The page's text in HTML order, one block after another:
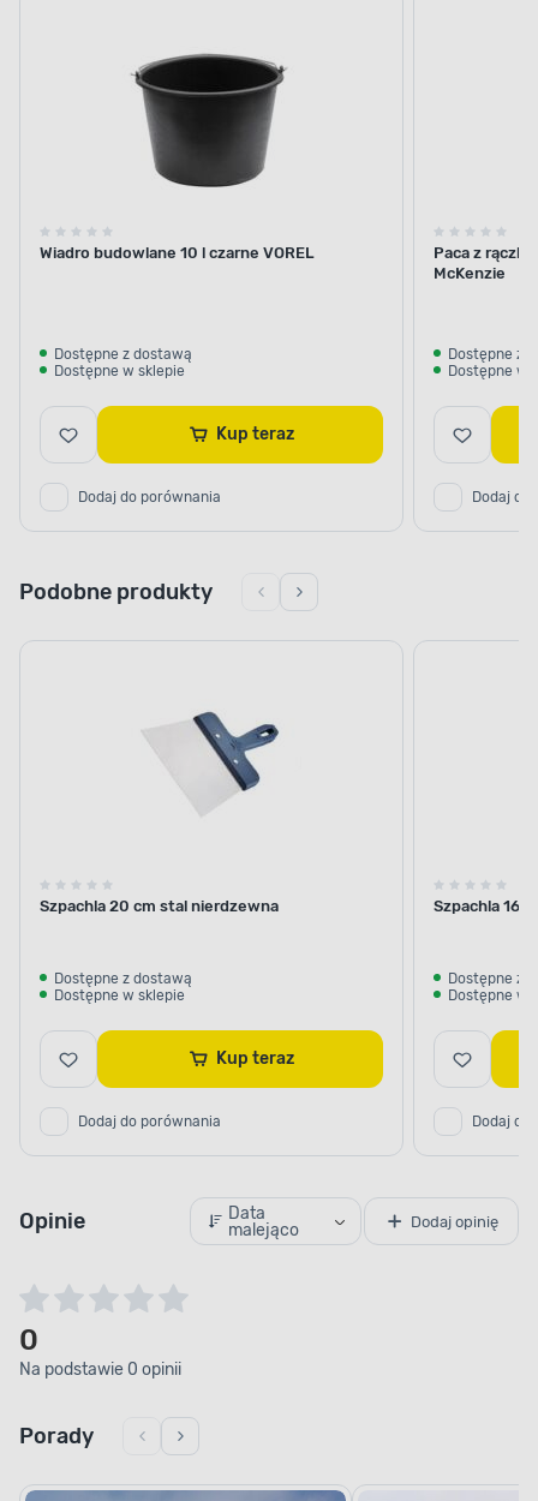
Wiadro budowlane 10 l czarne VOREL
Dostępne z dostawą
Dostępne w sklepie
Kup teraz
Dodaj do porównania
Paca z
McKenzie
Dostępne z
Dostępne w
Dodaj do
Podobne produkty
Szpachla 20 cm stal nierdzewna
Dostępne z dostawą
Dostępne w sklepie
Kup teraz
Dodaj do porównania
Szpachla 16
Dostępne z
Dostępne w
Dodaj do
Opinie
Data
malejąco
Dodaj opinię
0
Na podstawie 0 opinii
Porady